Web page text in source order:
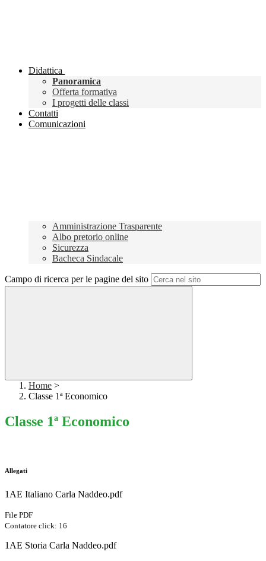
Didattica
Panoramica
Offerta formativa
I progetti delle classi
Contatti
Comunicazioni
Amministrazione Trasparente
Albo pretorio online
Sicurezza
Bacheca Sindacale
Campo di ricerca per le pagine del sito
Home >
Classe 1ª Economico
Classe 1ª Economico
Allegati
1AE Italiano Carla Naddeo.pdf
File PDF
Contatore click: 16
1AE Storia Carla Naddeo.pdf